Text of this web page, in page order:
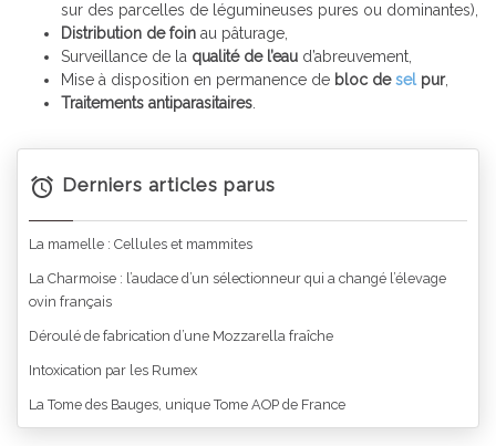
sur des parcelles de légumineuses pures ou dominantes),
Distribution de foin au pâturage,
Surveillance de la qualité de l’eau d’abreuvement,
Mise à disposition en permanence de bloc deselpur,
Traitements antiparasitaires.
Derniers articles parus
La mamelle : Cellules et mammites
La Charmoise : l’audace d’un sélectionneur qui a changé l’élevage
ovin français
Déroulé de fabrication d’une Mozzarella fraîche
Intoxication par les Rumex
La Tome des Bauges, unique Tome AOP de France